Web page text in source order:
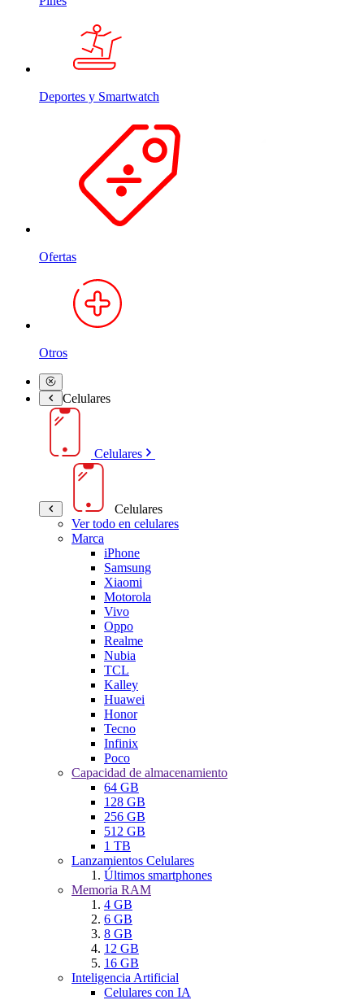
Deportes y Smartwatch
Ofertas
Otros
Celulares
Celulares
Celulares
Ver todo en celulares
Marca
iPhone
Samsung
Xiaomi
Motorola
Vivo
Oppo
Realme
Nubia
TCL
Kalley
Huawei
Honor
Tecno
Infinix
Poco
Capacidad de almacenamiento
64 GB
128 GB
256 GB
512 GB
1 TB
Lanzamientos Celulares
Últimos smartphones
Memoria RAM
4 GB
6 GB
8 GB
12 GB
16 GB
Inteligencia Artificial
Celulares con IA